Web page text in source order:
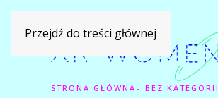
Przejdź do treści głównej
STRONA GŁÓWNA BEZ KATEGORII